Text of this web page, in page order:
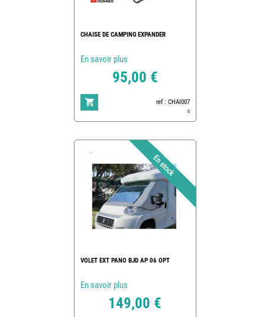
CHAISE DE CAMPING EXPANDER
En savoir plus
95,00 €
ref : CHAI007
0
VOLET EXT PANO BJD AP 06 OPT
En savoir plus
149,00 €